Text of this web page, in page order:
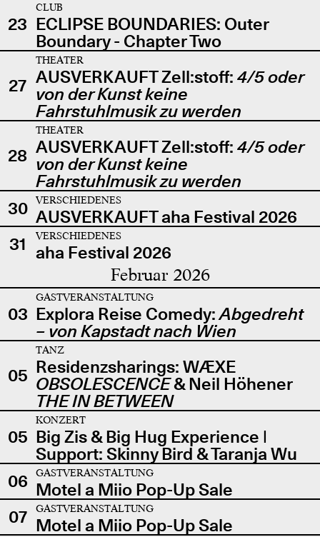
23
CLUB
ECLIPSE BOUNDARIES: Outer
Boundary - Chapter Two
27
THEATER
AUSVERKAUFT Zell:stoff: 4/5 oder
von der Kunst keine
Fahrstuhlmusik zu werden
28
THEATER
AUSVERKAUFT Zell:stoff: 4/5 oder
von der Kunst keine
Fahrstuhlmusik zu werden
30
VERSCHIEDENES
AUSVERKAUFT aha Festival 2026
31
VERSCHIEDENES
aha Festival 2026
Februar 2026
03
GASTVERANSTALTUNG
Explora Reise Comedy:Abgedreht
– von Kapstadt nach Wien
05
TANZ
Residenzsharings: WÆXE
OBSOLESCENCE& Neil Höhener
THE IN BETWEEN
05
KONZERT
Big Zis & Big Hug Experience |
Support: Skinny Bird & Taranja Wu
06
GASTVERANSTALTUNG
Motel a Miio Pop-Up Sale
07
GASTVERANSTALTUNG
Motel a Miio Pop-Up Sale